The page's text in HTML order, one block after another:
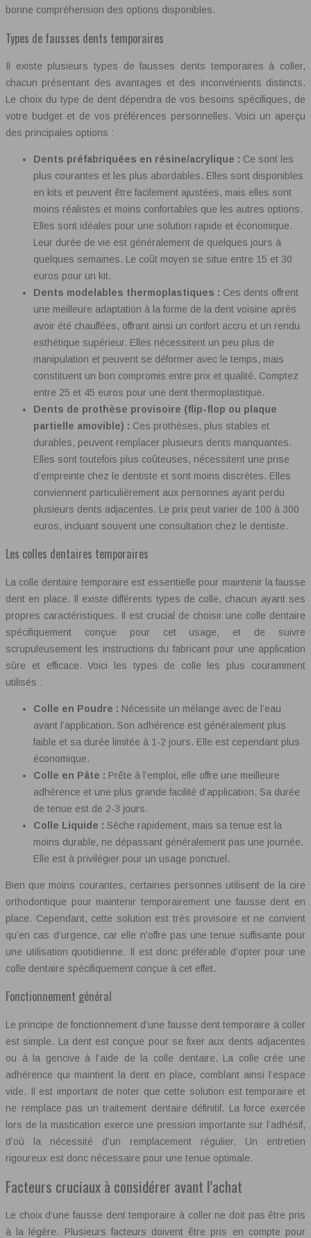
bonne compréhension des options disponibles.
Types de fausses dents temporaires
Il existe plusieurs types de fausses dents temporaires à coller,
chacun présentant des avantages et des inconvénients distincts.
Le choix du type de dent dépendra de vos besoins spécifiques, de
votre budget et de vos préférences personnelles. Voici un aperçu
des principales options :
Dents préfabriquées en résine/acrylique : Ce sont les
plus courantes et les plus abordables. Elles sont disponibles
en kits et peuvent être facilement ajustées, mais elles sont
moins réalistes et moins confortables que les autres options.
Elles sont idéales pour une solution rapide et économique.
Leur durée de vie est généralement de quelques jours à
quelques semaines. Le coût moyen se situe entre 15 et 30
euros pour un kit.
Dents modelables thermoplastiques : Ces dents offrent
une meilleure adaptation à la forme de la dent voisine après
avoir été chauffées, offrant ainsi un confort accru et un rendu
esthétique supérieur. Elles nécessitent un peu plus de
manipulation et peuvent se déformer avec le temps, mais
constituent un bon compromis entre prix et qualité. Comptez
entre 25 et 45 euros pour une dent thermoplastique.
Dents de prothèse provisoire (flip-flop ou plaque
partielle amovible) : Ces prothèses, plus stables et
durables, peuvent remplacer plusieurs dents manquantes.
Elles sont toutefois plus coûteuses, nécessitent une prise
d’empreinte chez le dentiste et sont moins discrètes. Elles
conviennent particulièrement aux personnes ayant perdu
plusieurs dents adjacentes. Le prix peut varier de 100 à 300
euros, incluant souvent une consultation chez le dentiste.
Les colles dentaires temporaires
La colle dentaire temporaire est essentielle pour maintenir la fausse
dent en place. Il existe différents types de colle, chacun ayant ses
propres caractéristiques. Il est crucial de choisir une colle dentaire
spécifiquement conçue pour cet usage, et de suivre
scrupuleusement les instructions du fabricant pour une application
sûre et efficace. Voici les types de colle les plus couramment
utilisés :
Colle en Poudre : Nécessite un mélange avec de l’eau
avant l’application. Son adhérence est généralement plus
faible et sa durée limitée à 1-2 jours. Elle est cependant plus
économique.
Colle en Pâte : Prête à l’emploi, elle offre une meilleure
adhérence et une plus grande facilité d’application. Sa durée
de tenue est de 2-3 jours.
Colle Liquide : Sèche rapidement, mais sa tenue est la
moins durable, ne dépassant généralement pas une journée.
Elle est à privilégier pour un usage ponctuel.
Bien que moins courantes, certaines personnes utilisent de la cire
orthodontique pour maintenir temporairement une fausse dent en
place. Cependant, cette solution est très provisoire et ne convient
qu’en cas d’urgence, car elle n’offre pas une tenue suffisante pour
une utilisation quotidienne. Il est donc préférable d’opter pour une
colle dentaire spécifiquement conçue à cet effet.
Fonctionnement général
Le principe de fonctionnement d’une fausse dent temporaire à coller
est simple. La dent est conçue pour se fixer aux dents adjacentes
ou à la gencive à l’aide de la colle dentaire. La colle crée une
adhérence qui maintient la dent en place, comblant ainsi l’espace
vide. Il est important de noter que cette solution est temporaire et
ne remplace pas un traitement dentaire définitif. La force exercée
lors de la mastication exerce une pression importante sur l’adhésif,
d’où la nécessité d’un remplacement régulier. Un entretien
rigoureux est donc nécessaire pour une tenue optimale.
Facteurs cruciaux à considérer avant l’achat
Le choix d’une fausse dent temporaire à coller ne doit pas être pris
à la légère. Plusieurs facteurs doivent être pris en compte pour